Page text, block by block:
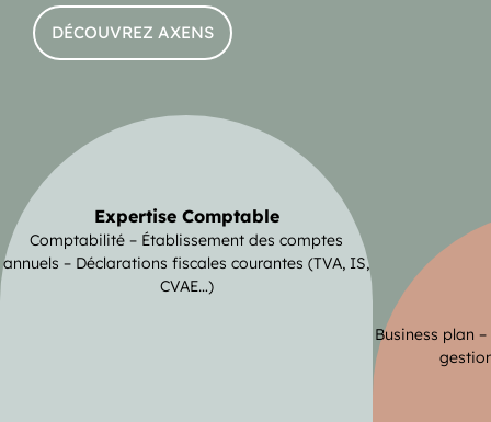
DÉCOUVREZ AXENS
Expertise Comptable
Comptabilité – Établissement des comptes
annuels – Déclarations fiscales courantes (TVA, IS,
CVAE…)
Business plan